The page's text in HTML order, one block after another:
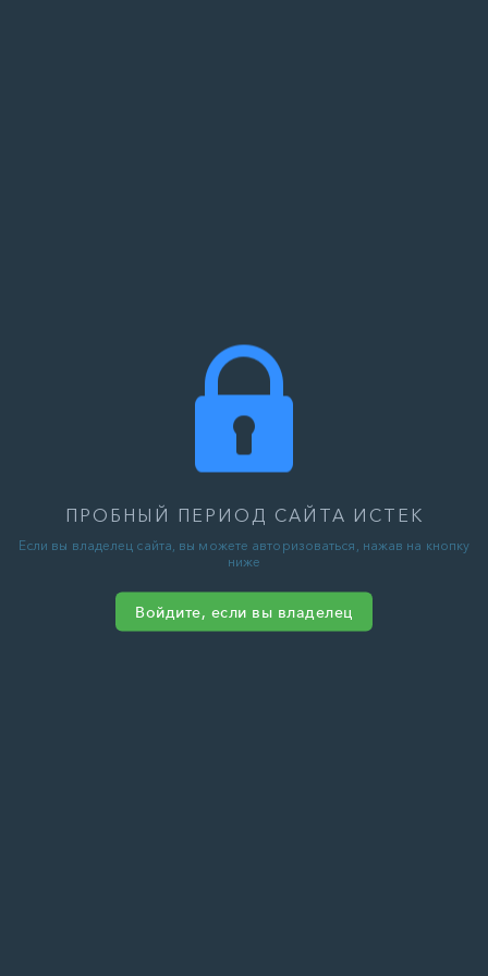
ПРОБНЫЙ ПЕРИОД САЙТА ИСТЕК
Если вы владелец сайта, вы можете авторизоваться, нажав на кнопку
ниже
Войдите, если вы владелец